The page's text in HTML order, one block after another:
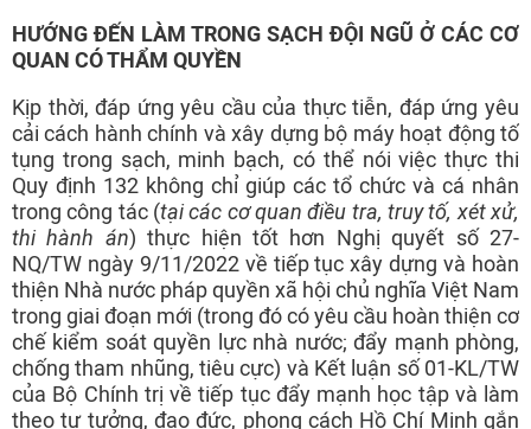
HƯỚNG ĐẾN LÀM TRONG SẠCH ĐỘI NGŨ Ở CÁC CƠ
QUAN CÓ THẨM QUYỀN
Kịp thời, đáp ứng yêu cầu của thực tiễn, đáp ứng yêu
cải cách hành chính và xây dựng bộ máy hoạt động tố
tụng trong sạch, minh bạch, có thể nói việc thực thi
Quy định 132 không chỉ giúp các tổ chức và cá nhân
trong công tác (tại các cơ quan điều tra, truy tố, xét xử,
thi hành án) thực hiện tốt hơn Nghị quyết số 27-
NQ/TW ngày 9/11/2022 về tiếp tục xây dựng và hoàn
thiện Nhà nước pháp quyền xã hội chủ nghĩa Việt Nam
trong giai đoạn mới (trong đó có yêu cầu hoàn thiện cơ
chế kiểm soát quyền lực nhà nước; đẩy mạnh phòng,
chống tham nhũng, tiêu cực) và Kết luận số 01-KL/TW
của Bộ Chính trị về tiếp tục đẩy mạnh học tập và làm
theo tư tưởng, đạo đức, phong cách Hồ Chí Minh gắn